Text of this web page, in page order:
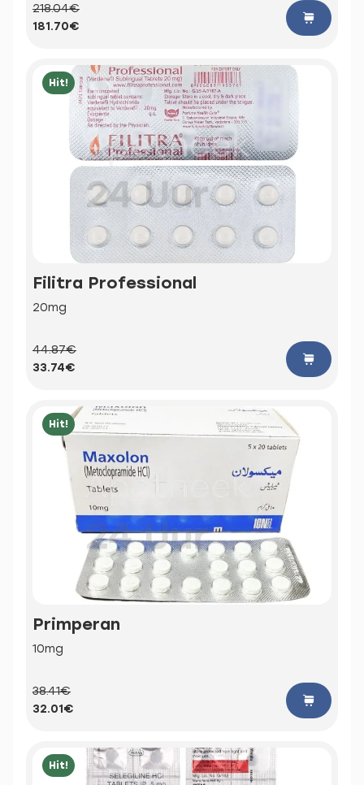
218.04€
181.70€
Hit!
Filitra Professional
20mg
44.87€
33.74€
Hit!
Primperan
10mg
38.41€
32.01€
Hit!